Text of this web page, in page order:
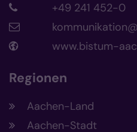
+49 241 452-0
www.bistum-
Regionen
Aachen-Land
Aachen-Stadt